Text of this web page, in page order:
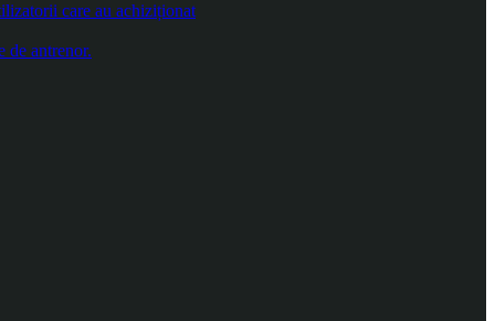
care au achiziționat
de antrenor.